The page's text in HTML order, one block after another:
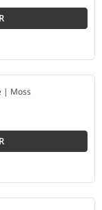
| Moss